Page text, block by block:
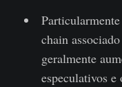
chain
geralmente
especulativos